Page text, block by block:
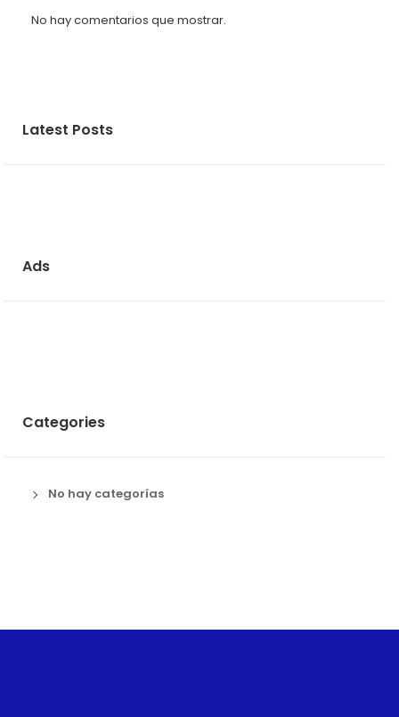
No hay comentarios que mostrar.
Latest Posts
Ads
Categories
No hay categorías